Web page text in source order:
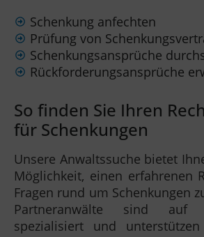
Schenkung anfechten
Prüfung von
Schenkungsansprüche
Rückforderungsansprüche
So finden Sie Ihren
für Schenkungen
Unsere Anwaltssuche bietet
Möglichkeit, einen erfahrenen
Fragen rund um Schenkungen
Partneranwälte sind auf
spezialisiert und